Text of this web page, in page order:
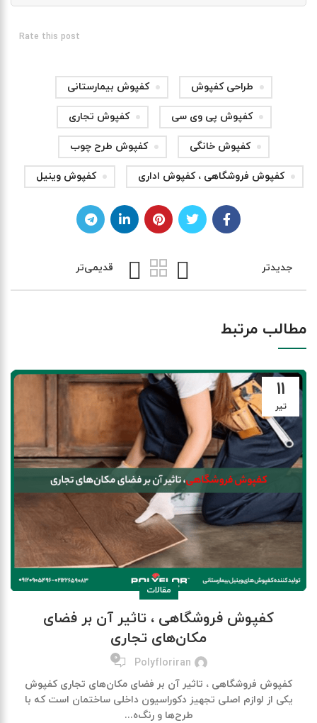
Rate this post
طراحی کفپوش کفپوش بیمارستانی
کفپوش پی وی سی کفپوش تجاری
کفپوش خانگی کفپوش طرح چوب
کفپوش فروشگاهی ، کفپوش اداری کفپوش وینیل
جدیدتر قدیمی‌تر
مطالب مرتبط
۱۱
تیر
مقالات
کفپوش فروشگاهی ، تاثیر آن بر فضای
مکان‌های تجاری
Polyfloriran ۰
کفپوش فروشگاهی ، تاثیر آن بر فضای مکان‌های تجاری کفپوش
یکی از لوازم اصلی تجهیز دکوراسیون داخلی ساختمان است که با
طرح‌ها و رنگ‌ه...